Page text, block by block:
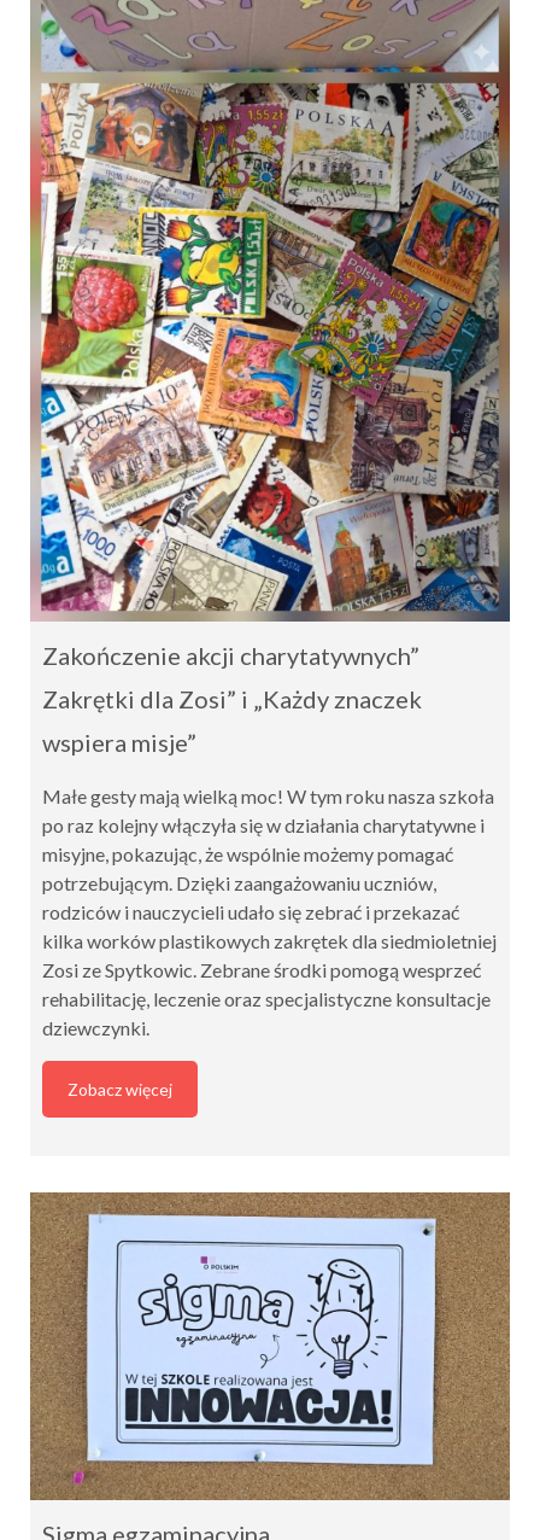
Zakończenie akcji charytatywnych”
Zakrętki dla Zosi” i „Każdy znaczek
wspiera misje”
Małe gesty mają wielką moc! W tym roku nasza szkoła
po raz kolejny włączyła się w działania charytatywne i
misyjne, pokazując, że wspólnie możemy pomagać
potrzebującym. Dzięki zaangażowaniu uczniów,
rodziców i nauczycieli udało się zebrać i przekazać
kilka worków plastikowych zakrętek dla siedmioletniej
Zosi ze Spytkowic. Zebrane środki pomogą wesprzeć
rehabilitację, leczenie oraz specjalistyczne konsultacje
dziewczynki.
Zobacz więcej
Sigma egzaminacyjna